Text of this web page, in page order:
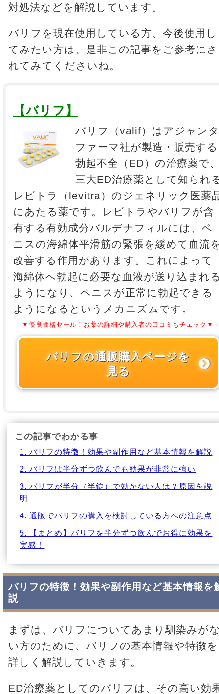
対処法などを解説しています。
バリフを現在使用している方、今後使用し
てみたい方は、是非この記事をご参考にさ
れてみてくださいね。
【バリフ】
バリフ（valif）はアジャン
ファーマ社が製造・販売する
勃起不全（ED）の治療薬で
三大ED治療薬として知られ
レビトラ（levitra）のジェネリック医薬
にあたる薬です。レビトラやバリフが含
有する有効成分バルデナフィルには、ペ
ニスの海綿体平滑筋の緊張を緩めて血流
改善する作用があります。これによって
海綿体へ勃起に必要な血液が送り込まれ
ようになり、ペニスが正常に勃起できる
ようになるというメカニズムです。
▼優良価格セール！お薬の詳細や購入者の口コミもチェック▼
バリフの通販購入ページを
見る
この記事でわかる事
1. バリフの特徴！効果や副作用など基本情報を解説
2. バリフは半分ずつ飲んでも効果が非常に強い
3. バリフが半分（半錠）で効かない人は？原因を説
明
4. 通販でバリフの購入を検討している方への注意点
5. 【まとめ】バリフを半分ずつ飲んでお得に効果を
実感！
バリフの特徴！効果や副作用など基本情報を
説
まずは、バリフについてあまり馴染みが
い方のために、バリフの基本情報や特徴を
詳しく解説していきます。
ED治療薬としてのバリフは、その高い効